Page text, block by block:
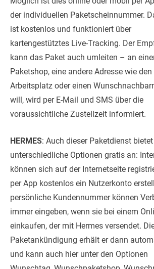
der individuellen Paketscheinnummer.
ist kostenlos und funktioniert über
kartengestütztes Live-Tracking. Der
kann das Paket auch umleiten – an
Paketshop, eine andere Adresse wie den
Arbeitsplatz oder einen
will, wird per E-Mail und SMS über die
voraussichtliche Zustellzeit informiert.
HERMES: Auch dieser Paketdienst bietet
unterschiedliche Optionen gratis an:
können sich auf der Internetseite
per App kostenlos ein Nutzerkonto
persönliche Kundennummer können
immer eingeben, wenn sie bei einem
einkaufen, der mit Hermes versendet.
Paketankündigung erhält er dann
und kann auch hier unter den Optionen